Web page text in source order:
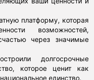
платформу, которая
возможностей,
через значимые
долгосрочные
которое ценит как
единство.